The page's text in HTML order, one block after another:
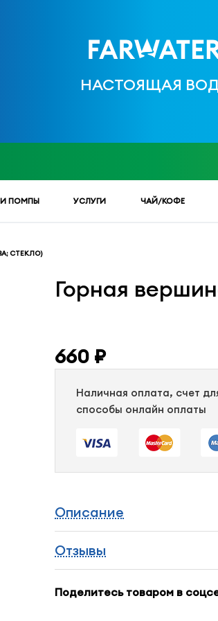
НАСТОЯЩАЯ
И ПОМПЫ УСЛУГИ ЧАЙ/КОФЕ
СТЕКЛО)
Горная
660 ₽
Наличная оплата, счет
способы онлайн оплаты
Описание
Отзывы
Поделитесь товаром в